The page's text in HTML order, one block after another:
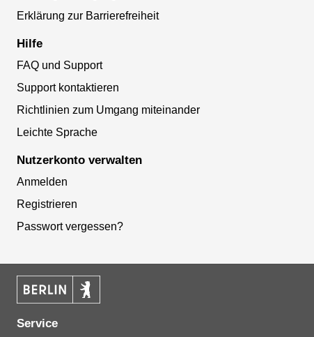
Erklärung zur Barrierefreiheit
Hilfe
FAQ und Support
Support kontaktieren
Richtlinien zum Umgang miteinander
Leichte Sprache
Nutzerkonto verwalten
Anmelden
Registrieren
Passwort vergessen?
Service